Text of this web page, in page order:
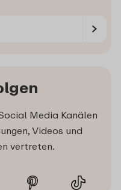
Media Kanälen
Videos und
vertreten.